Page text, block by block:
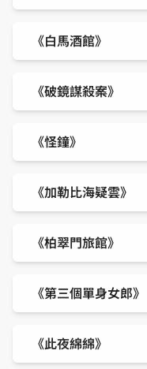
《白馬酒館》
《破鏡謀殺案》
《怪鐘》
《加勒比海疑雲》
《柏翠門旅館》
《第三個單身女郎》
《此夜綿綿》